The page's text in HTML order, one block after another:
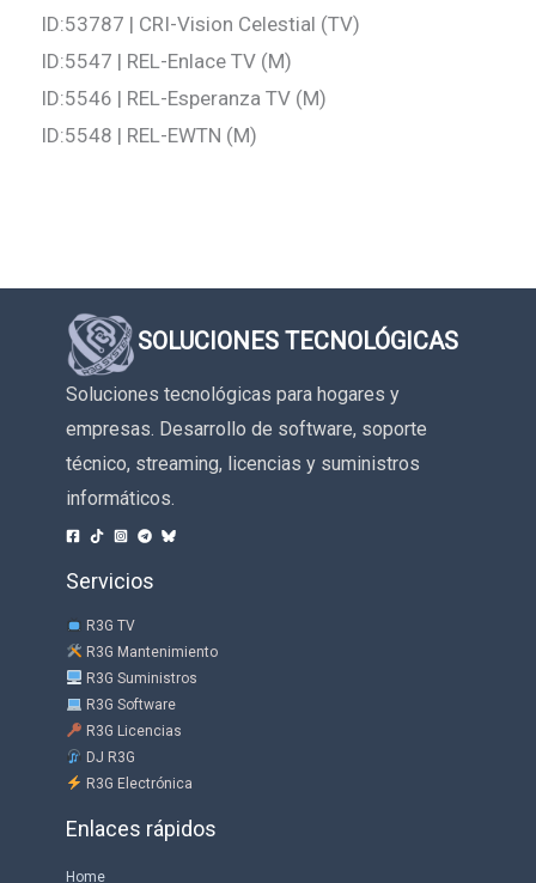
ID:53787 | CRI-Vision Celestial (TV)
ID:5547 | REL-Enlace TV (M)
ID:5546 | REL-Esperanza TV (M)
ID:5548 | REL-EWTN (M)
SOLUCIONES TECNOLÓGICAS
Soluciones tecnológicas para hogares y
empresas. Desarrollo de software, soporte
técnico, streaming, licencias y suministros
informáticos.
Servicios
R3G TV
R3G Mantenimiento
R3G Suministros
R3G Software
R3G Licencias
DJ R3G
R3G Electrónica
Enlaces rápidos
Home